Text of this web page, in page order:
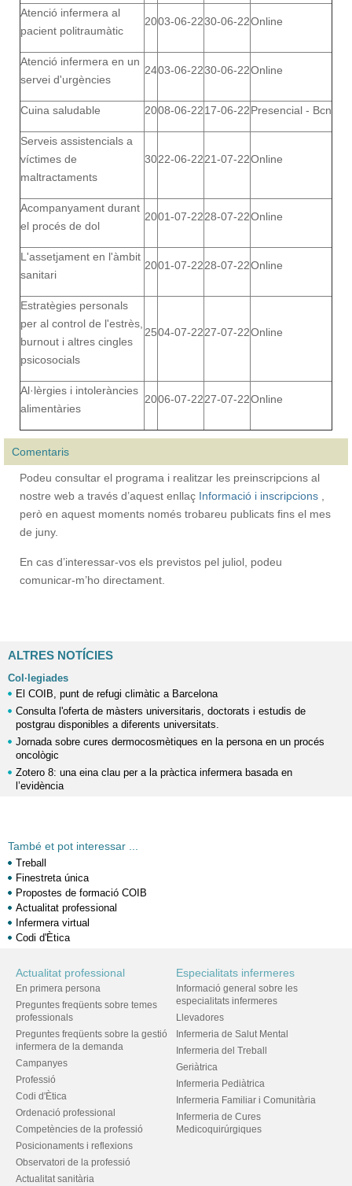
Atenció infermera al
pacient politraumàtic
2003-06-2230-06-22Online
Atenció infermera en un
servei d'urgències
2403-06-2230-06-22Online
Cuina saludable 2008-06-2217-06-22Presencial - Bcn
Serveis assistencials a
víctimes de
maltractaments
3022-06-2221-07-22Online
Acompanyament durant
el procés de dol
2001-07-2228-07-22Online
L'assetjament en l'àmbit
sanitari
2001-07-2228-07-22Online
Estratègies personals
per al control de l'estrès,
burnout i altres cingles
psicosocials
2504-07-2227-07-22Online
Al·lèrgies i intoleràncies
alimentàries
2006-07-2227-07-22Online
Comentaris
Podeu consultar el programa i realitzar les preinscripcions al
nostre web a través d’aquest enllaç Informació i inscripcions ,
però en aquest moments només trobareu publicats fins el mes
de juny.
En cas d’interessar-vos els previstos pel juliol, podeu
comunicar-m’ho directament.
ALTRES NOTÍCIES
Col·legiades
El COIB, punt de refugi climàtic a Barcelona
Consulta l'oferta de màsters universitaris, doctorats i estudis de
postgrau disponibles a diferents universitats.
Jornada sobre cures dermocosmètiques en la persona en un procés
oncològic
Zotero 8: una eina clau per a la pràctica infermera basada en
l’evidència
També et pot interessar ...
Treball
Finestreta única
Propostes de formació COIB
Actualitat professional
Infermera virtual
Codi d'Ètica
Actualitat professional
En primera persona
Preguntes freqüents sobre temes
professionals
Preguntes freqüents sobre la gestió
infermera de la demanda
Campanyes
Professió
Codi d'Ètica
Ordenació professional
Competències de la professió
Posicionaments i reflexions
Observatori de la professió
Actualitat sanitària
Especialitats infermeres
Informació general sobre les
especialitats infermeres
Llevadores
Infermeria de Salut Mental
Infermeria del Treball
Geriàtrica
Infermeria Pediàtrica
Infermeria Familiar i Comunitària
Infermeria de Cures
Medicoquirúrgiques